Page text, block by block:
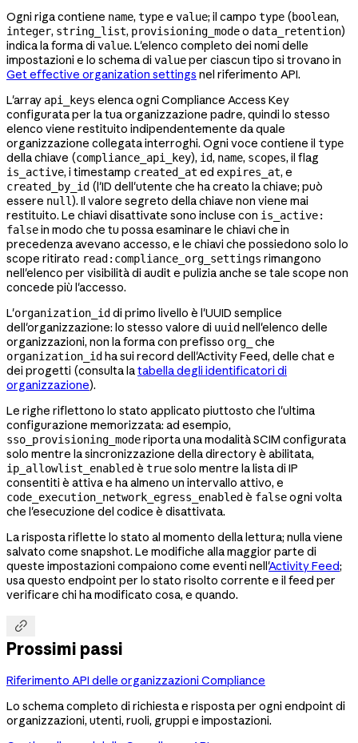
Ogni riga contiene name, typee value; il campo type (boolean,
integer, string_list, provisioning_modeo data_retention)
indica la forma di value. L'elenco completo dei nomi delle
impostazioni e lo schema di valueper ciascun tipo si trovano in
Get effective organization settings nel riferimento API.
L'array api_keys elenca ogni Compliance Access Key
configurata per la tua organizzazione padre, quindi lo stesso
elenco viene restituito indipendentemente da quale
organizzazione collegata interroghi. Ogni voce contiene il type
della chiave (compliance_api_key), id, name, scopes, il flag
is_active, i timestamp created_at ed expires_at, e
created_by_id (l'ID dell'utente che ha creato la chiave; può
essere null). Il valore segreto della chiave non viene mai
restituito. Le chiavi disattivate sono incluse con is_active:
falsein modo che tu possa esaminare le chiavi che in
precedenza avevano accesso, e le chiavi che possiedono solo lo
scope ritirato read:compliance_org_settings rimangono
nell'elenco per visibilità di audit e pulizia anche se tale scope non
concede più l'accesso.
L'organization_id di primo livello è l'UUID semplice
dell'organizzazione: lo stesso valore di uuid nell'elenco delle
organizzazioni, non la forma con prefisso org_ che
organization_id ha sui record dell'Activity Feed, delle chat e
dei progetti (consulta latabella degli identificatori di
organizzazione).
Le righe riflettono lo stato applicato piuttosto che l'ultima
configurazione memorizzata: ad esempio,
sso_provisioning_moderiporta una modalità SCIM configurata
solo mentre la sincronizzazione della directory è abilitata,
ip_allowlist_enabled è truesolo mentre la lista di IP
consentiti è attiva e ha almeno un intervallo attivo, e
code_execution_network_egress_enabled è falseogni volta
che l'esecuzione del codice è disattivata.
La risposta riflette lo stato al momento della lettura; nulla viene
salvato come snapshot. Le modifiche alla maggior parte di
queste impostazioni compaiono come eventi nell'Activity Feed;
usa questo endpoint per lo stato risolto corrente e il feed per
verificare chi ha modificato cosa, e quando.

Prossimi passi
Riferimento API delle organizzazioni Compliance
Lo schema completo di richiesta e risposta per ogni endpoint di
organizzazioni, utenti, ruoli, gruppi e impostazioni.